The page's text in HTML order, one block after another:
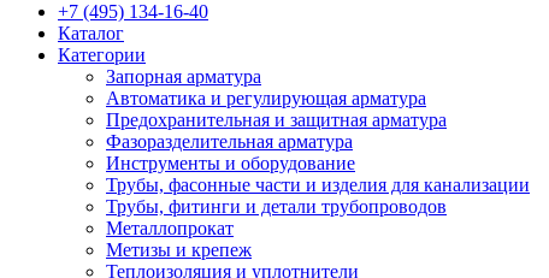
+7 (495) 134-16-40
Каталог
Категории
Запорная арматура
Автоматика и регулирующая арматура
Предохранительная и защитная арматура
Фазоразделительная арматура
Инструменты и оборудование
Трубы, фасонные части и изделия для канализации
Трубы, фитинги и детали трубопроводов
Металлопрокат
Метизы и крепеж
Теплоизоляция и уплотнители